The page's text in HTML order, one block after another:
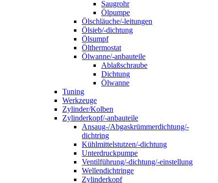
Saugrohr
Ölpumpe
Ölschläuche/-leitungen
Ölsieb/-dichtung
Ölsumpf
Ölthermostat
Ölwanne/-anbauteile
Ablaßschraube
Dichtung
Ölwanne
Tuning
Werkzeuge
Zylinder/Kolben
Zylinderkopf/-anbauteile
Ansaug-/Abgaskrümmerdichtung/-
dichtring
Kühlmittelstutzen/-dichtung
Unterdruckpumpe
Ventilführung/-dichtung/-einstellung
Wellendichtringe
Zylinderkopf